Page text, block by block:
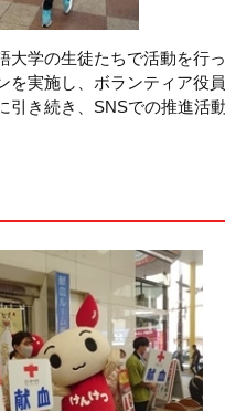
大学の生徒たちで活動を行っ
を実施し、ボランティア役員
引き続き、SNSでの推進活